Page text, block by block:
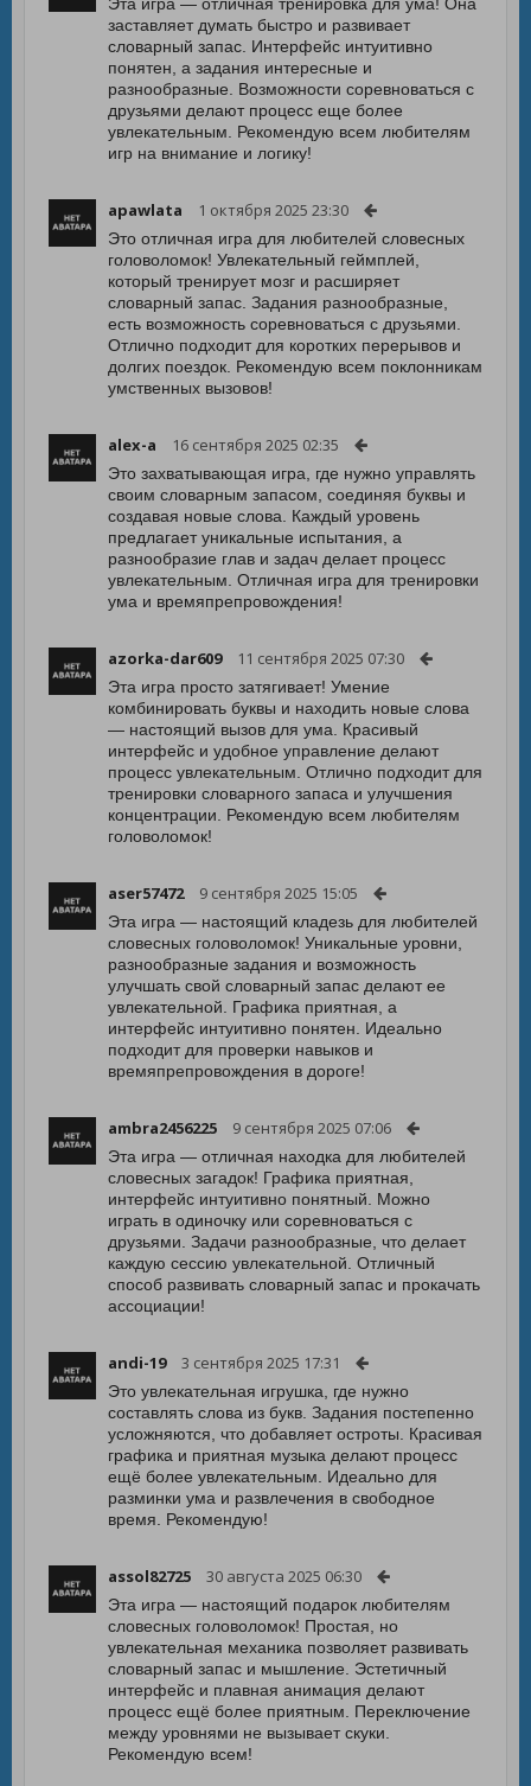
заставляет думать быстро и развивает
словарный запас. Интерфейс интуитивно
понятен, а задания интересные и
разнообразные. Возможности соревноваться с
друзьями делают процесс еще более
увлекательным. Рекомендую всем любителям
игр на внимание и логику!
apawlata 1 октября 2025 23:30
Это отличная игра для любителей словесных
головоломок! Увлекательный геймплей,
который тренирует мозг и расширяет
словарный запас. Задания разнообразные,
есть возможность соревноваться с друзьями.
Отлично подходит для коротких перерывов и
долгих поездок. Рекомендую всем поклонникам
умственных вызовов!
alex-a 16 сентября 2025 02:35
Это захватывающая игра, где нужно управлять
своим словарным запасом, соединяя буквы и
создавая новые слова. Каждый уровень
предлагает уникальные испытания, а
разнообразие глав и задач делает процесс
увлекательным. Отличная игра для тренировки
ума и времяпрепровождения!
azorka-dar609 11 сентября 2025 07:30
Эта игра просто затягивает! Умение
комбинировать буквы и находить новые слова
— настоящий вызов для ума. Красивый
интерфейс и удобное управление делают
процесс увлекательным. Отлично подходит для
тренировки словарного запаса и улучшения
концентрации. Рекомендую всем любителям
головоломок!
aser57472 9 сентября 2025 15:05
Эта игра — настоящий кладезь для любителей
словесных головоломок! Уникальные уровни,
разнообразные задания и возможность
улучшать свой словарный запас делают ее
увлекательной. Графика приятная, а
интерфейс интуитивно понятен. Идеально
подходит для проверки навыков и
времяпрепровождения в дороге!
ambra2456225 9 сентября 2025 07:06
Эта игра — отличная находка для любителей
словесных загадок! Графика приятная,
интерфейс интуитивно понятный. Можно
играть в одиночку или соревноваться с
друзьями. Задачи разнообразные, что делает
каждую сессию увлекательной. Отличный
способ развивать словарный запас и прокачать
ассоциации!
andi-19 3 сентября 2025 17:31
Это увлекательная игрушка, где нужно
составлять слова из букв. Задания постепенно
усложняются, что добавляет остроты. Красивая
графика и приятная музыка делают процесс
ещё более увлекательным. Идеально для
разминки ума и развлечения в свободное
время. Рекомендую!
assol82725 30 августа 2025 06:30
Эта игра — настоящий подарок любителям
словесных головоломок! Простая, но
увлекательная механика позволяет развивать
словарный запас и мышление. Эстетичный
интерфейс и плавная анимация делают
процесс ещё более приятным. Переключение
между уровнями не вызывает скуки.
Рекомендую всем!